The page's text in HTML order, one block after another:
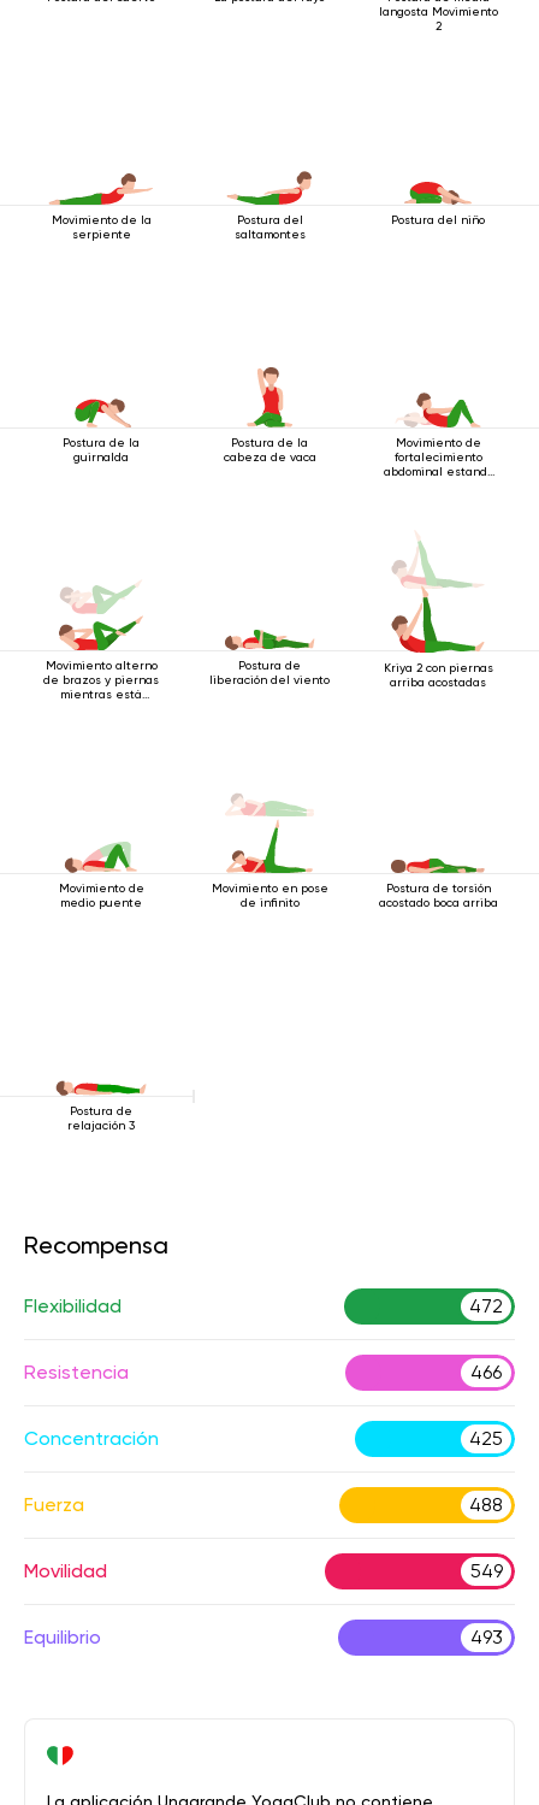
langosta Movimiento
2
Movimiento de la
serpiente
Postura del
saltamontes
Postura del niño
Postura de la
guirnalda
Postura de la
cabeza de vaca
Movimiento de
fortalecimiento
abdominal estando
Movimiento alterno
de brazos y piernas
mientras está
Postura de
liberación del viento
Kriya 2 con piernas
arriba acostadas
Movimiento de
medio puente
Movimiento en pose
de infinito
Postura de torsión
acostado boca arriba
Postura de
relajación 3
Recompensa
Flexibilidad 472
Resistencia 466
Concentración 425
Fuerza 488
Movilidad 549
Equilibrio 493